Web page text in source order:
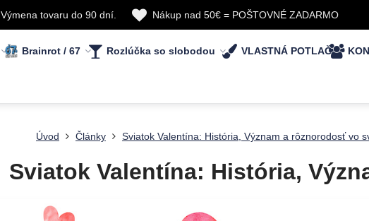
Výmena tovaru do 90 dní. Nákup nad 50€ = POŠTOVNÉ ZADARMO
Brainrot / 67 Rozlúčka so slobodou VLASTNÁ POTLAČ
Úvod Články Sviatok Valentína: História, Význam a rôznorodosť vo
Sviatok Valentína: História,